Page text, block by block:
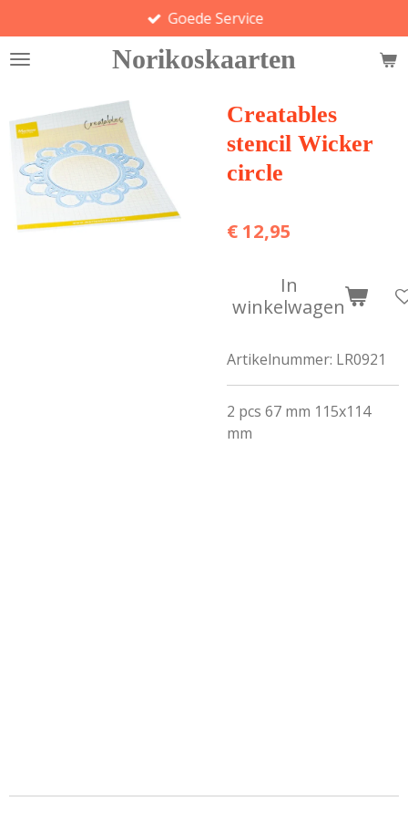
direct
naar
hoofdinhoud
Norikoskaarten
Goede Service
Creatables
stencil Wicker
circle
€ 12,95
In
winkelwagen
Artikelnummer: LR0921
2 pcs 67 mm 115x114
mm